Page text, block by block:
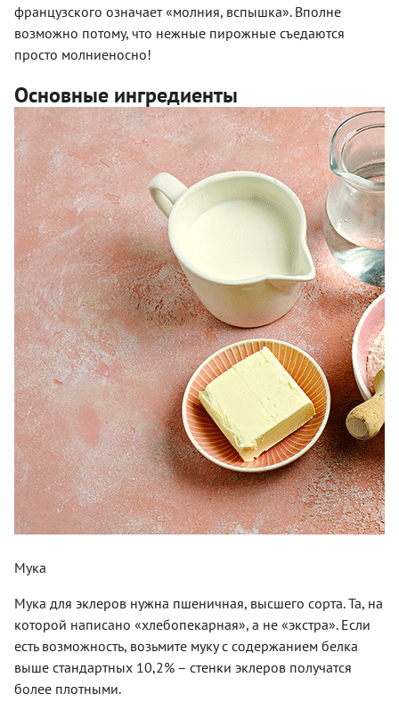
французского означает «молния, вспышка». Вполне
возможно потому, что нежные пирожные съедаются
просто молниеносно!
Основные ингредиенты
Мука
Мука для эклеров нужна пшеничная, высшего сорта. Та, на
которой написано «хлебопекарная», а не «экстра». Если
есть возможность, возьмите муку с содержанием белка
выше стандартных 10,2% – стенки эклеров получатся
более плотными.